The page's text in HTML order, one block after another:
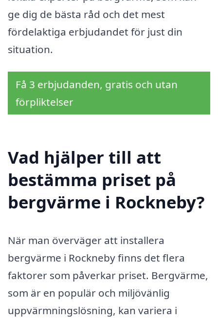
ge dig de bästa råd och det mest
fördelaktiga erbjudandet för just din
situation.
Få 3 erbjudanden, gratis och utan
förpliktelser
Vad hjälper till att
bestämma priset på
bergvärme i Rockneby?
När man överväger att installera
bergvärme i Rockneby finns det flera
faktorer som påverkar priset. Bergvärme,
som är en populär och miljövänlig
uppvärmningslösning, kan variera i